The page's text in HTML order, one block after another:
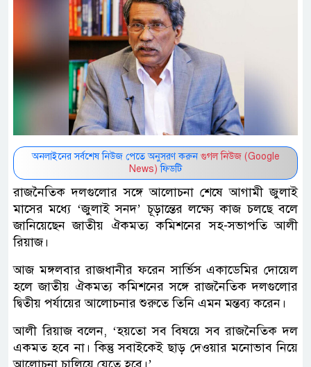
অনলাইনের সর্বশেষ নিউজ পেতে অনুসরণ করুন গুগল নিউজ (Google
News) ফিডটি
রাজনৈতিক দলগুলোর সঙ্গে আলোচনা শেষে আগামী জুলাই
মাসের মধ্যে ‘জুলাই সনদ’ চূড়ান্তের লক্ষ্যে কাজ চলছে বলে
জানিয়েছেন জাতীয় ঐকমত্য কমিশনের সহ-সভাপতি আলী
রিয়াজ।
আজ মঙ্গলবার রাজধানীর ফরেন সার্ভিস একাডেমির দোয়েল
হলে জাতীয় ঐকমত্য কমিশনের সঙ্গে রাজনৈতিক দলগুলোর
দ্বিতীয় পর্যায়ের আলোচনার শুরুতে তিনি এমন মন্তব্য করেন।
আলী রিয়াজ বলেন, ‘হয়তো সব বিষয়ে সব রাজনৈতিক দল
একমত হবে না। কিন্তু সবাইকেই ছাড় দেওয়ার মনোভাব নিয়ে
আলোচনা চালিয়ে যেতে হবে।’